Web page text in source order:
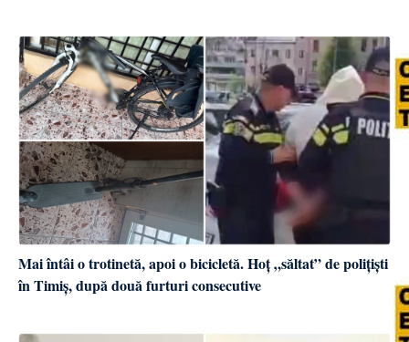
Mai întâi o trotinetă, apoi o bicicletă. Hoț „săltat” de polițiști
în Timiș, după două furturi consecutive